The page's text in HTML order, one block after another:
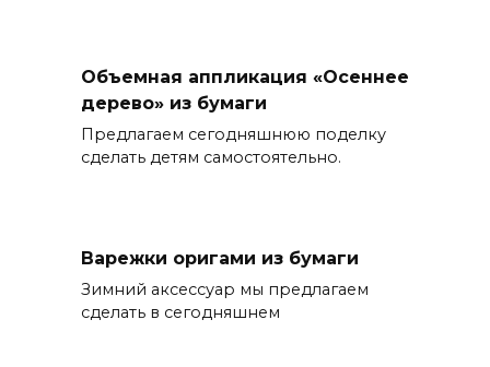
Объемная аппликация «Осеннее
дерево» из бумаги
Предлагаем сегодняшнюю поделку
сделать детям самостоятельно.
Варежки оригами из бумаги
Зимний аксессуар мы предлагаем
сделать в сегодняшнем